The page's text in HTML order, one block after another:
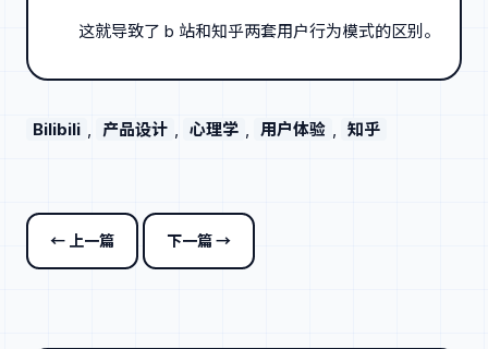
这就导致了 b 站和知乎两套用户行为模式的区别。
Bilibili , 产品设计 , 心理学 , 用户体验 , 知乎
← 上一篇 下一篇 →